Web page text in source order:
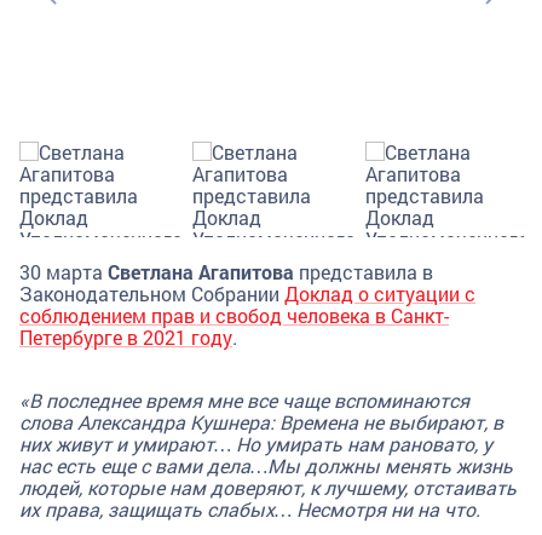
30 марта Светлана Агапитова представила в
Законодательном Собрании Доклад о ситуации с
соблюдением прав и свобод человека в Санкт-
Петербурге в 2021 году.
«В последнее время мне все чаще вспоминаются
слова Александра Кушнера: Времена не выбирают, в
них живут и умирают… Но умирать нам рановато, у
нас есть еще с вами дела…Мы должны менять жизнь
людей, которые нам доверяют, к лучшему, отстаивать
их права, защищать слабых… Несмотря ни на что.